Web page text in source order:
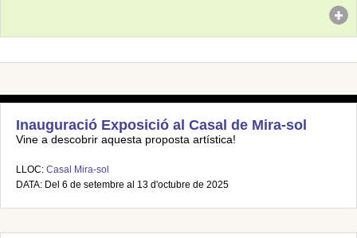
Inauguració Exposició al Casal de Mira-sol
Vine a descobrir aquesta proposta artística!
LLOC: Casal Mira-sol
DATA: Del 6 de setembre al 13 d'octubre de 2025